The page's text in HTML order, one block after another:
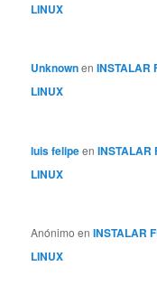
LINUX
UnknownenINSTALAR
LINUX
luis felipeenINSTALAR
LINUX
Anónimo enINSTALAR
LINUX